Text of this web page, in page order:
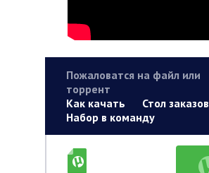
Пожаловатся на файл или
торрент
Как качать
Стол заказов
Набор в команду